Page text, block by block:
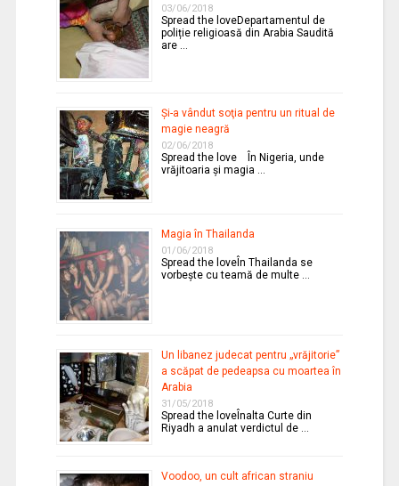
03/06/2018
Spread the loveDepartamentul de
poliție religioasă din Arabia Saudită
are …
Şi-a vândut soţia pentru un ritual de
magie neagră
02/06/2018
Spread the love În Nigeria, unde
vrăjitoaria şi magia …
Magia în Thailanda
01/06/2018
Spread the loveÎn Thailanda se
vorbeşte cu teamă de multe …
Un libanez judecat pentru „vrăjitorie”
a scăpat de pedeapsa cu moartea în
Arabia
31/05/2018
Spread the loveÎnalta Curte din
Riyadh a anulat verdictul de …
Voodoo, un cult african straniu